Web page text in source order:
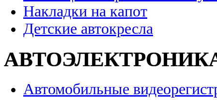
Накладки на капот
Детские автокресла
Автомобильные